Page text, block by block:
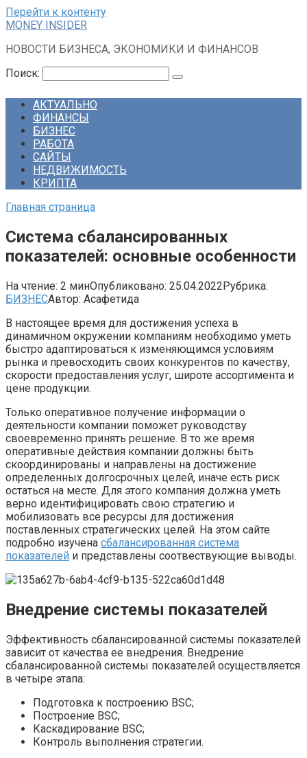
Перейти к контенту
MONEY INSIDER
НОВОСТИ БИЗНЕСА, ЭКОНОМИКИ И ФИНАНСОВ
Поиск:
АКТУАЛЬНО
ФИНАНСЫ
БИЗНЕС
РАБОТА
САЙТЫ
НЕДВИЖИМОСТЬ
КРИПТА
Главная страница
Система сбалансированных
показателей: основные особенности
На чтение: 2 минОпубликовано: 25.04.2022Рубрика:
БИЗНЕСАвтор: Асафетида
В настоящее время для достижения успеха в
динамичном окружении компаниям необходимо уметь
быстро адаптироваться к изменяющимся условиям
рынка и превосходить своих конкурентов по качеству,
скорости предоставления услуг, широте ассортимента и
цене продукции.
Только оперативное получение информации о
деятельности компании поможет руководству
своевременно принять решение. В то же время
оперативные действия компании должны быть
скоординированы и направлены на достижение
определенных долгосрочных целей, иначе есть риск
остаться на месте. Для этого компания должна уметь
верно идентифицировать свою стратегию и
мобилизовать все ресурсы для достижения
поставленных стратегических целей. На этом сайте
подробно изучена сбалансированная система
показателей и представлены соотвествующие выводы.
Внедрение системы показателей
Эффективность сбалансированной системы показателей
зависит от качества ее внедрения. Внедрение
сбалансированной системы показателей осуществляется
в четыре этапа:
Подготовка к построению BSC;
Построение BSC;
Каскадирование BSC;
Контроль выполнения стратегии.